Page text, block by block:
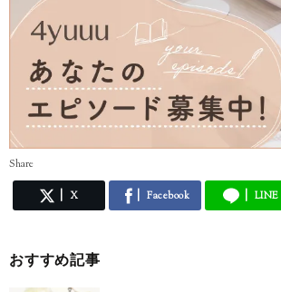
●HP
https://buffalopeko.wixsite.com/buffalopeko
●育児日記専用インスタグラム
https://www.instagram.com/buffalopeko/
●LINEスタンプ
https://store.line.me/stickershop/author/93921/ja
Share
X Facebook LINE
おすすめ記事